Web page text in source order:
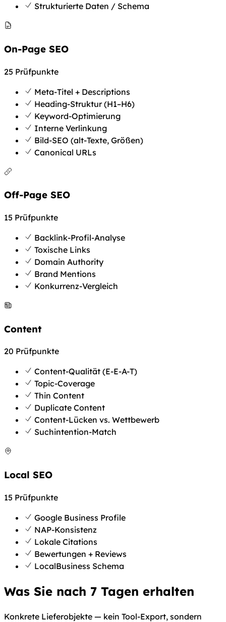
Strukturierte Daten / Schema
On-Page SEO
25 Prüfpunkte
Meta-Titel + Descriptions
Heading-Struktur (H1–H6)
Keyword-Optimierung
Interne Verlinkung
Bild-SEO (alt-Texte, Größen)
Canonical URLs
Off-Page SEO
15 Prüfpunkte
Backlink-Profil-Analyse
Toxische Links
Domain Authority
Brand Mentions
Konkurrenz-Vergleich
Content
20 Prüfpunkte
Content-Qualität (E-E-A-T)
Topic-Coverage
Thin Content
Duplicate Content
Content-Lücken vs. Wettbewerb
Suchintention-Match
Local SEO
15 Prüfpunkte
Google Business Profile
NAP-Konsistenz
Lokale Citations
Bewertungen + Reviews
LocalBusiness Schema
Was Sie nach 7 Tagen erhalten
Konkrete Lieferobjekte — kein Tool-Export, sondern